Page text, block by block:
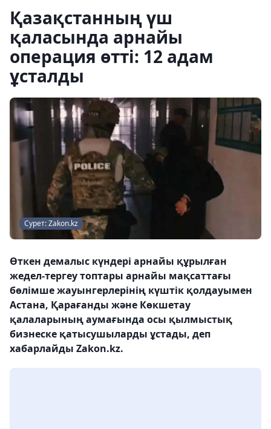
Қазақстанның үш
қаласында арнайы
операция өтті: 12 адам
ұсталды
Сурет: Zakon.kz
Өткен демалыс күндері арнайы құрылған
жедел-тергеу топтары арнайы мақсаттағы
бөлімше жауынгерлерінің күштік қолдауымен
Астана, Қарағанды және Көкшетау
қалаларының аумағында осы қылмыстық
бизнеске қатысушыларды ұстады, деп
хабарлайды Zakon.kz.